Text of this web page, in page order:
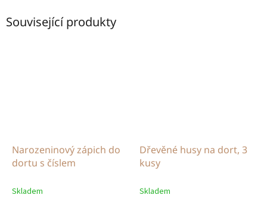
Související produkty
Narozeninový zápich do
dortu s číslem
Skladem
Dřevěné husy na dort, 3
kusy
Skladem